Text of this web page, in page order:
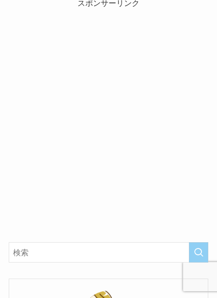
スポンサーリンク